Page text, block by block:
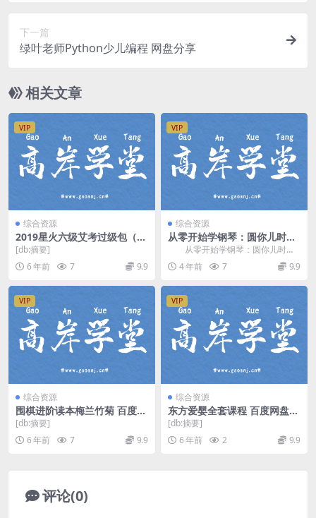
下一篇
绿叶老师Python少儿编程 网盘分享
相关文章
VIP
综合资源
2019星火六级艾考过级包（高
清视频）百度网盘
[db:摘要]
6 年前
7 9.9
VIP
综合资源
从零开始学钢琴：圆你儿时钢
琴梦（完结）百度网盘分享
从零开始学钢琴：圆你儿时钢
琴梦，完结版百度网盘分享钢琴课
程1.84G高清视频...
4 年前 7 9.9
VIP
综合资源
围棋进阶读本梅兰竹菊 百度网
盘
[db:摘要]
6 年前
7 9.9
VIP
综合资源
东方爱婴全套课程 百度网盘下
载
[db:摘要]
6 年前
2 9.9
评论(0)